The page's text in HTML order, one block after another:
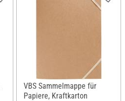
VBS Sammelmappe für
Papiere, Kraftkarton